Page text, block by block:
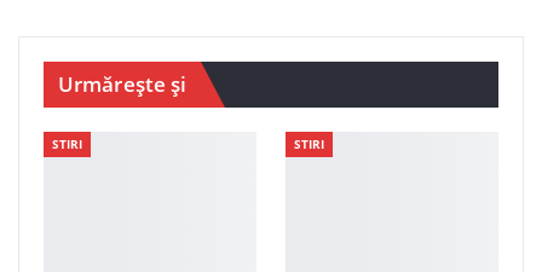
Urmărește și
STIRI STIRI